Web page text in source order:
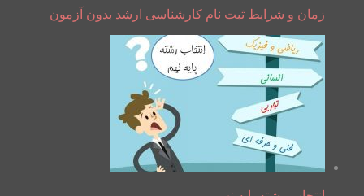
زمان و شرایط ثبت نام کارشناسی ارشد بدون آزمون